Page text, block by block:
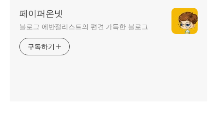
페이퍼온넷
블로그 에반절리스트의 편견 가득한 블로그
구독하기